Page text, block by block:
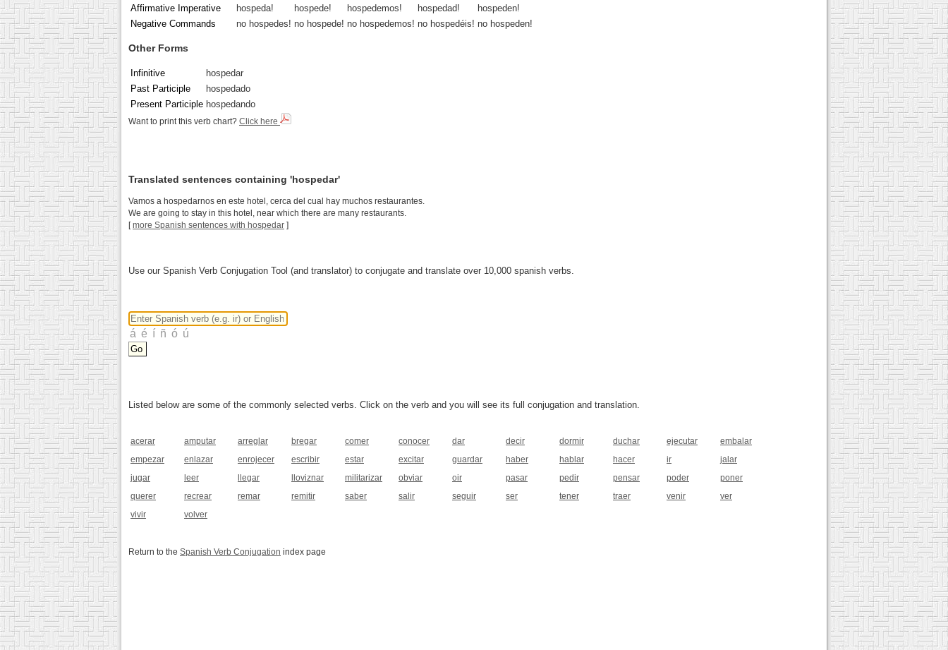
Affirmative Imperative hospeda! hospede! hospedemos! hospedad!
hospeden!
Negative Commands
no hospedes! no hospede! no hospedemos! no hospedéis! no hospeden!
Other Forms
Infinitive
hospedar
Past Participle
hospedado
Present Participle hospedando
Want to print this verb chart? Click here
Translated sentences containing 'hospedar'
Vamos a hospedarnos en este hotel, cerca del cual hay muchos restaurantes.
We are going to stay in this hotel, near which there are many restaurants.
[more Spanish sentences with hospedar ]
Use our Spanish Verb Conjugation Tool (and translator) to conjugate and translate over 10,000 spanish verbs.
Listed below are some of the commonly selected verbs. Click on the verb and you will see its full conjugation and translation.
acerar amputar arreglar bregar comer conocer dar decir dormir duchar ejecutar
embalar
empezar
enlazar enrojecer escribir estar excitar guardar haber hablar hacer ir
jalar
jugar
leer llegar lloviznar militarizar obviar oir pasar pedir pensar poder
poner
querer
recrear remar remitir saber salir seguir ser tener traer venir
ver
vivir
volver
Return to the Spanish Verb Conjugation index page